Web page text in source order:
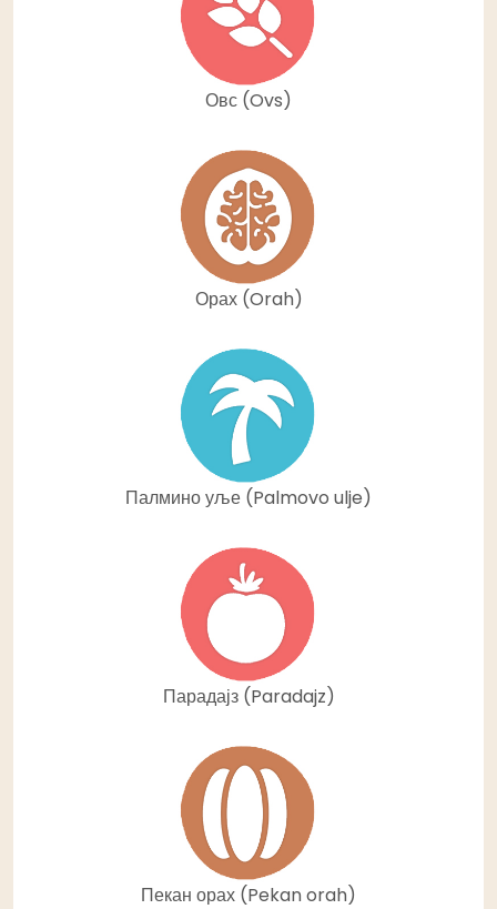
Овс (Ovs)
Орах (Orah)
Палмино уље (Palmovo ulje)
Парадајз (Paradajz)
Пекан орах (Pekan orah)